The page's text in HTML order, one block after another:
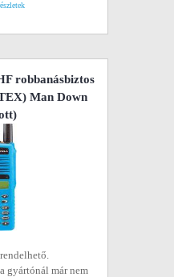
robbanásbiztos
Man Down
gyártónál már nem